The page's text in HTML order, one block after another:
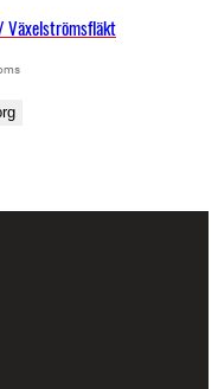
Växelströmsfläkt